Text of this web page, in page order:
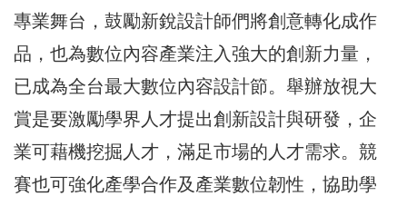
專業舞台，鼓勵新銳設計師們將創意轉化成作
品，也為數位內容產業注入強大的創新力量，
已成為全台最大數位內容設計節。舉辦放視大
賞是要激勵學界人才提出創新設計與研發，企
業可藉機挖掘人才，滿足市場的人才需求。競
賽也可強化產學合作及產業數位韌性，協助學